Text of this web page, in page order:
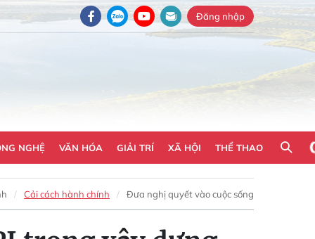
Đăng nhập
NGHỆ VĂN HÓA GIẢI TRÍ XÃ HỘI THỂ THAO
Cải cách hành chính Đưa nghị quyết vào cuộc sống